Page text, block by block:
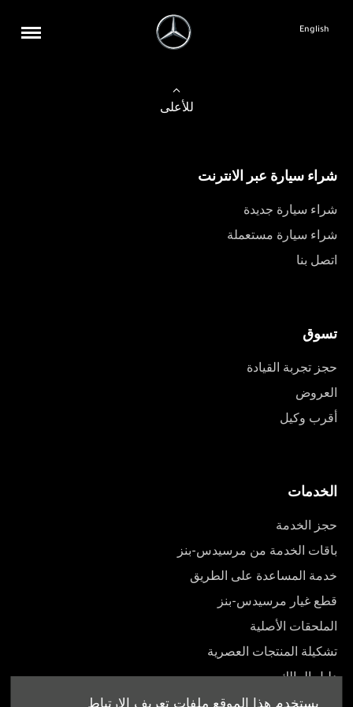
يستخدم هذا الموقع ملفات تعريف الارتباط
English
للأعلى
شراء سيارة عبر الانترنت
شراء سيارة جديدة
شراء سيارة مستعملة
اتصل بنا
تسوق
حجز تجربة القيادة
العروض
أقرب وكيل
الخدمات
حجز الخدمة
باقات الخدمة من مرسيدس-بنز
خدمة المساعدة على الطريق
قطع غيار مرسيدس-بنز
الملحقات الأصلية
تشكيلة المنتجات العصرية
دليل المالك